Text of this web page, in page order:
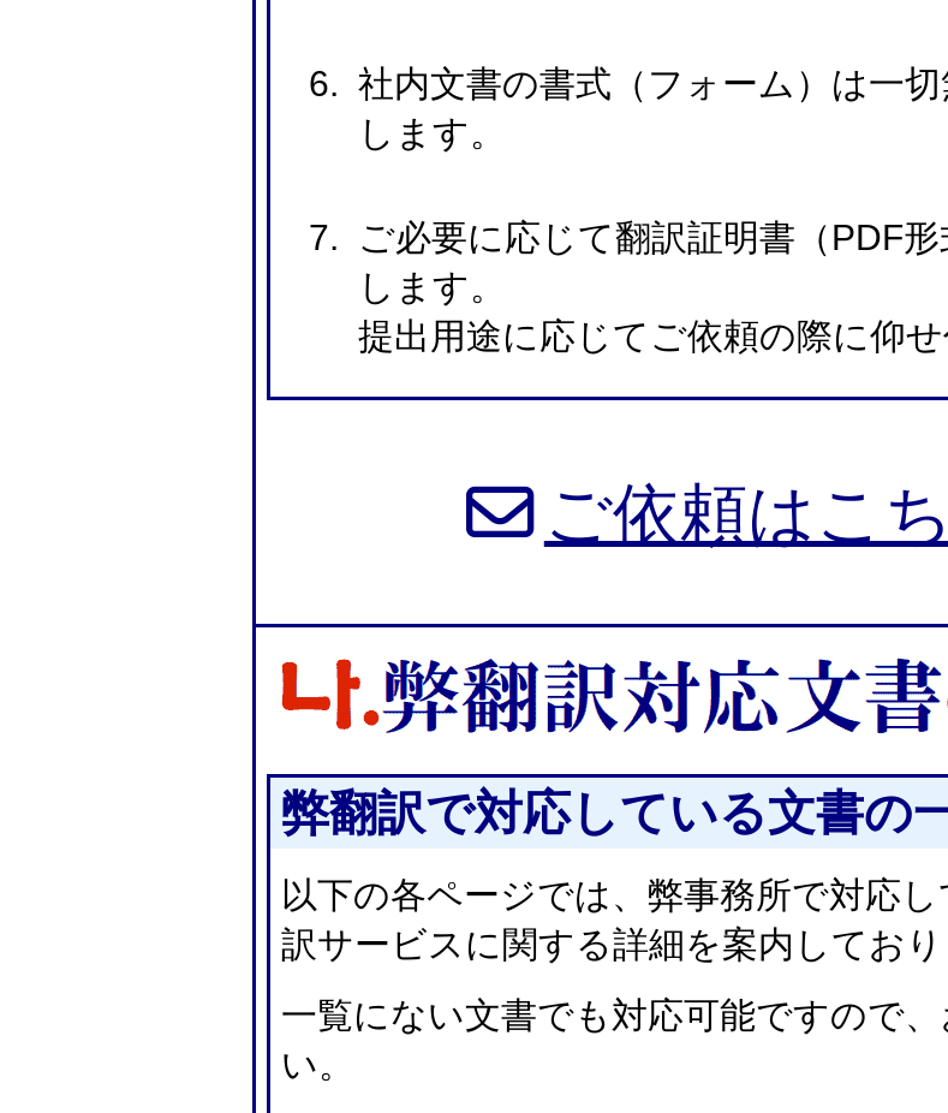
社内文書の書式（フォーム）は一
します。
ご必要に応じて翻訳証明書（PDF
します。
提出用途に応じてご依頼の際に仰せ
ご依頼はこ
弊翻訳で対応している文書の
以下の各ページでは、弊事務所で対応
訳サービスに関する詳細を案内しており
一覧にない文書でも対応可能ですので
い。